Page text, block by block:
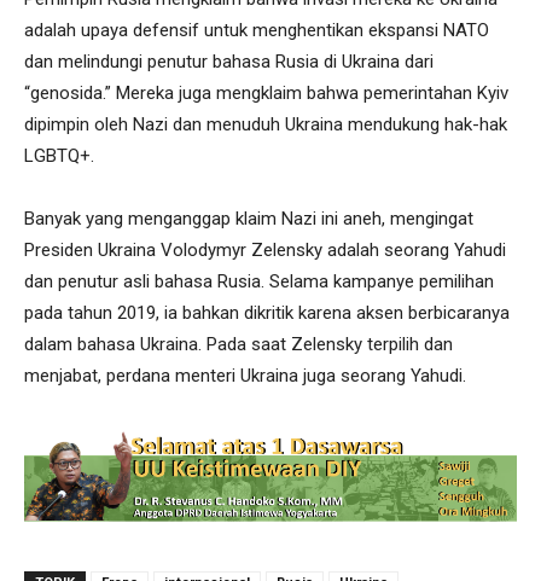
adalah upaya defensif untuk menghentikan ekspansi NATO
dan melindungi penutur bahasa Rusia di Ukraina dari
“genosida.” Mereka juga mengklaim bahwa pemerintahan Kyiv
dipimpin oleh Nazi dan menuduh Ukraina mendukung hak-hak
LGBTQ+.
Banyak yang menganggap klaim Nazi ini aneh, mengingat
Presiden Ukraina Volodymyr Zelensky adalah seorang Yahudi
dan penutur asli bahasa Rusia. Selama kampanye pemilihan
pada tahun 2019, ia bahkan dikritik karena aksen berbicaranya
dalam bahasa Ukraina. Pada saat Zelensky terpilih dan
menjabat, perdana menteri Ukraina juga seorang Yahudi.